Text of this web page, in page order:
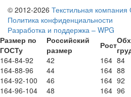
© 2012-2026 Текстильная
Политика конфиденциальности
Разработка и поддержка – WPG
Размер по
ГОСТу
Российский
размер
Рост
164-84-92
42 164 84
164-88-96
44 164 88
164-92-100
46 164 92
164-96-104
48 164 96